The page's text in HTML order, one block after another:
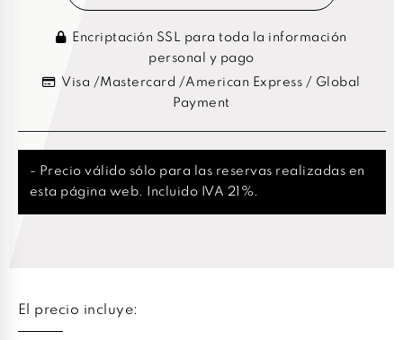
Encriptación SSL para toda la información
personal y pago
Visa /Mastercard /American Express / Global
Payment
- Precio válido sólo para las reservas realizadas en
esta página web. Incluido IVA 21%.
El precio incluye: